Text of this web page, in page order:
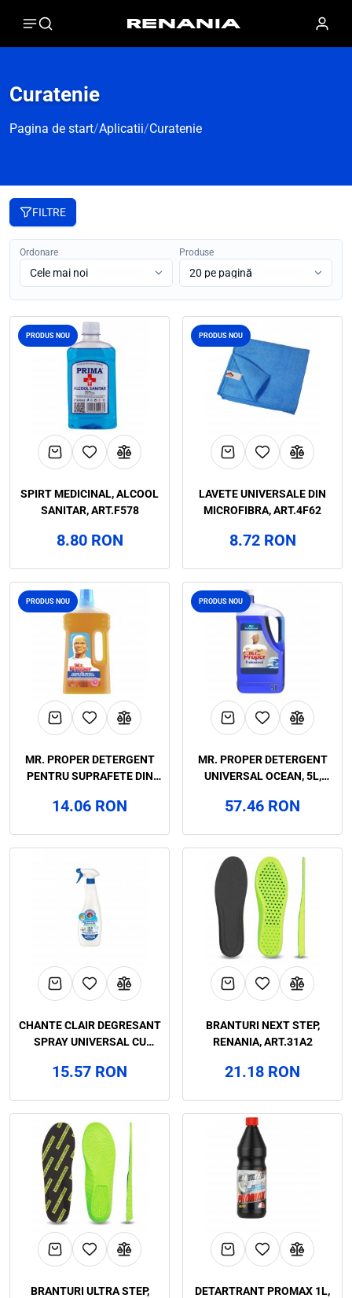
Curatenie
Pagina de start/ Aplicatii/ Curatenie
FILTRE
Ordonare Produse
PRODUS NOU
SPIRT MEDICINAL, ALCOOL
SANITAR, ART.F578
8.80 RON
PRODUS NOU
LAVETE UNIVERSALE DIN
MICROFIBRA, ART.4F62
8.72 RON
PRODUS NOU
MR. PROPER DETERGENT
PENTRU SUPRAFETE DIN
14.06 RON
PRODUS NOU
MR. PROPER DETERGENT
UNIVERSAL OCEAN, 5L,
57.46 RON
CHANTE CLAIR DEGRESANT
SPRAY UNIVERSAL CU
15.57 RON
BRANTURI NEXT STEP,
RENANIA, ART.31A2
21.18 RON
BRANTURI ULTRA STEP,
DETARTRANT PROMAX 1L,